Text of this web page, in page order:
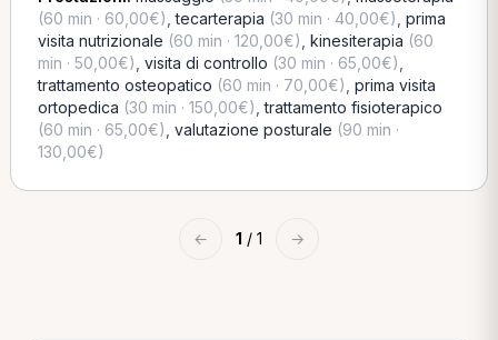
(60 min · 60,00€) ,tecarterapia (30 min · 40,00€) prima
visita nutrizionale (60 min · 120,00€) kinesiterapia (60
min · 50,00€) visita di controllo (30 min · 65,00€)
trattamento osteopatico (60 min · 70,00€) prima visita
ortopedica (30 min · 150,00€) ,trattamento fisioterapico
(60 min · 65,00€) valutazione posturale (90 min ·
130,00€)
← 1 / 1 →